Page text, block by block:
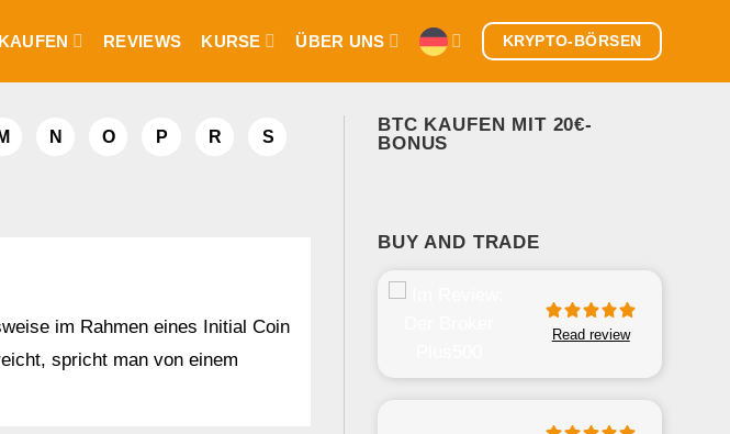
KAUFEN REVIEWS KURSE ÜBER UNS KRYPTO-BÖRSEN
M N O P R S
im Rahmen eines Initial Coin
spricht man von einem
BTC KAUFEN MIT 20€-
BONUS
BUY AND TRADE
Read review